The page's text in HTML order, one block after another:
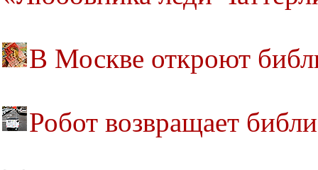
В Москве откроют
Робот возвращает